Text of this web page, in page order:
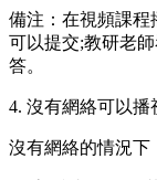
備注：在視頻課程
可以提交;教研老
答。
4. 沒有網絡可以播
沒有網絡的情況下